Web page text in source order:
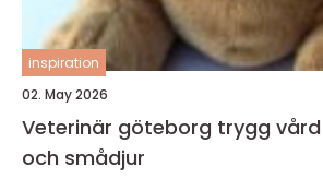
inspiration
02. May 2026
Veterinär göteborg trygg vård för hund, katt
och smådjur